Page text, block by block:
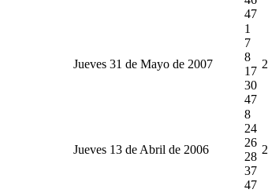
47
Jueves 31 de Mayo de 2007
1
7
8
17
30
47
2
Jueves 13 de Abril de 2006
8
24
26
28
37
47
2